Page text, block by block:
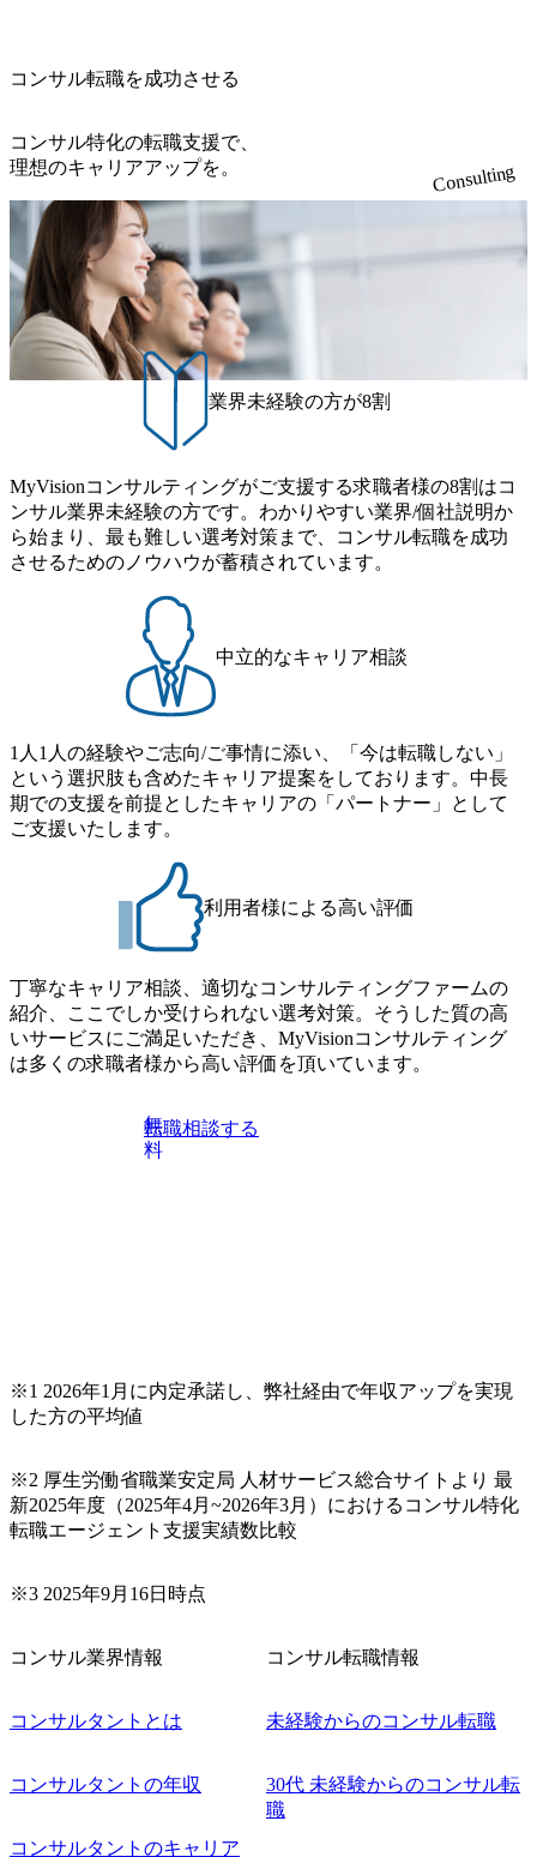
ルティング領域)から参画いただきます。 課題選定から顧客
だきます。 アジャイル開発を通じて顧客の要望や提案を柔
軟に取り入れながら改善サイクルを回すため、ご自身の提
案がサービスに直接反映されやすく、高い貢献度を実感で
きます。 ● 勤務地 東京都渋谷区渋谷3丁目6-7 渋谷金王タワ
ー 事業所内禁煙(入居する施設に喫煙専用室あり) ・就業規
則により就業時間内の喫煙を全面的に禁止 ・禁煙サポート
制度あり オンライン ● 必須要件 以下いずれかのご経験をお
持ちの方 ・システム・ソフトウェア開発経験3年以上 ・要
件定義～基本設計など上流経験2年以上 ・PMO経験2年以上
● 歓迎要件 ・要件定義から詳細設計までのいずれかの上流
工程の経験 ・サブリーダー以上のマネジメント経験 ・お客
様との折衝経験、交渉経験 ・組織課題に対して主体的に業
務改善に取り組まれたご経験 ・アジャイル/スクラムへの興
で主体的に動ける方 ・年齢にこだわらず、アドバイスを素
直に受け取れる方 ・推進力のある方
職率も21.8%（2023年12月時点）とフレキシブルな働き方を
③12時開始 2026年8月10日(月) 16:00 各回50分程度を想定 オ
ンライン 書類選考通過者
ンサルティング会社となり、今後も成長性が大きくみられ
社時に10日間の間みっちりとコンサルの基礎を支援)を魅力
に感じ、他Big4ではなくアビームを選ぶ方も多数 アビーム
といえばSAPをはじめとしたシステム、とイメージされる
こともあるが実態としては経営戦略策定や新規事業立案な
どのトップラインを上げるための戦略案件も多く存在 特に
スポーツ&エンターテイメント領域ではBig4に先んじて注力
し、業界内で大きな存在感を誇る 社員の多様化する生活ス
タイルやライフイベントに対応した働きやすい職場環境を
実現するため、さまざまなサポート制度を導入している 多
文化理解や女性の活躍推進などの取り組み、また、フレッ
クス制度やフリーロケーション制度、フルリモート制度な
どの多様な働き方をサポートする制度が整備されている 202
6年8月23日(日) 9:00～18:00終了 2026年8月12日(水) 16:00 202
6年8月23日(日)にSustainable SCM SU 1day選考会を開催いた
します。 当SUは「GlobalでのSCM構築」や「物流・調達コ
ストの構造改革」といった伝統的なテーマに留まらずクラ
イアントがこれから取組むべき「グリーントランスフォー
った社会課題やテーマに対して、グローバル知見と最新の
事例などを基に企業の構造改革と社会価値の創造の取り組
みを行うプロフェッショナルチームです。 今回1day選考対
象となるポジションは下記となります。 ・コンサルタント
(調達改革・設備O&M)【SCS SU】 ・コンサルタント(ECM/
流改革/需給プロセス改革)【SSC SU】 ・SCM/ECMデータ・
プロセス分析・AI活用_Sustainable SCM Strategy Unit(Strategy
Consultant職)≪東京・大阪≫ ・コンサルタント(SCS SUオー
プンポジション)【SCS SU】 ※当日は全体での会社説明な
どはなく、個別選考のみの実施を予定しています ※1名あた
りの拘束時間は1時間～最大2時間半程度を想定しています
※1次面接と最終面接の間をなるべく空けないよう調整して
おりますが、調整が叶わないケースもございます オンライ
ン 書類選考通過者
外オフィスへのトランスファー制度などが充実している。
東京オフィスに来るグローバルメンバーも多く、グローバ
れており、これまで多くのNPO・NGOなどの非営利団体に
無償でコンサルティングを提供している。 2026年8月29日
(土) の対面Kick-offイベントを皮切りに1か月程度のプログラ
ム ※初回プログラム : 8月29日(土)10:00～13:30 2026年8月12
日(水) 16:00 Bain & Company Tokyoでは、「Tokyo Be Bold Pr
ogram (女性候補者向け選考支援プログラム)」を実施いたし
ます。クライアントに斬新なソリューションを提供し、複
雑な経営課題を解決するために、チームのダイバーシティ
は欠かせません。是非、ユニークな視点と高い志を持つ女
性の皆様に多数ご参画頂きたいと考え、プログラムを開催
性はどのように活躍をしているのか」、「ケース面接の経
験がなく対策の仕方が知りたい」などのお声をたくさんい
食事などのカジュアルな交流、実際のプロジェクトのケー
ススタディ、1対1の模擬面接等、複数のセッションを約1か
月の期間に渡り行い、選考にご参加いただきます。コンサ
ルタント未経験の方でも、戦略コンサルタントの具体的な
仕事内容からお話をさせていただきますので、戦略コンサ
ルティングにご興味をお持ちの方は、この機会にぜひご応
にはWebテストを8月20日までに受験いただきます ・8月21
日までにプログラム参加者をご案内します ・初回プログラ
ム : 8月29日(土)10:00～13:30 @ベイン東京オフィス(六本木)
・プログラム期間中はコンサルタントとの食事会、プロジ
ェクトのご紹介、ケースワークショップなどを実施します
・10月17日(土)開催の選考会にて採用面接を実施する予定で
す ※ご都合が合わない方は別途調整いたします 初回プロ
ラインまたはオフラインの実施 ※東京オフィスのみのご応
募となります。他オフィス希望を含めたご応募はお受けい
たしかねますのでご了承ください ● フルタイムでの職務経
歴を2年以上お持ちの方で、東京オフィスのコンサルタント
ポジションに応募意思がある方 ● 英語・日本語ともにビジ
ネスレベルの方 ※日本語が母国語でない方は日本語能力
試験N1またはそれ相当の上級レベルの日本語力(会話・読解
力)
コンサル転職を成功させる
コンサル特化の転職支援で、
理想のキャリアアップを。
Consulting
業界未経験の方が8割
MyVisionコンサルティングがご支援する求職者様の8割はコ
ンサル業界未経験の方です。わかりやすい業界/個社説明か
ら始まり、最も難しい選考対策まで、コンサル転職を成功
させるためのノウハウが蓄積されています。
中立的なキャリア相談
1人1人の経験やご志向/ご事情に添い、「今は転職しない」
という選択肢も含めたキャリア提案をしております。中長
期での支援を前提としたキャリアの「パートナー」として
ご支援いたします。
利用者様による高い評価
丁寧なキャリア相談、適切なコンサルティングファームの
紹介、ここでしか受けられない選考対策。そうした質の高
いサービスにご満足いただき、MyVisionコンサルティング
は多くの求職者様から高い評価を頂いています。
無
料
転職相談する
※1 2026年1月に内定承諾し、弊社経由で年収アップを実現
した方の平均値
※2 厚生労働省職業安定局 人材サービス総合サイトより 最
新2025年度（2025年4月~2026年3月）におけるコンサル特化
転職エージェント支援実績数比較
※3 2025年9月16日時点
コンサル業界情報
コンサルタントとは
コンサルタントの年収
コンサルタントのキャリア
コンサル転職情報
未経験からのコンサル転職
30代 未経験からのコンサル転
職